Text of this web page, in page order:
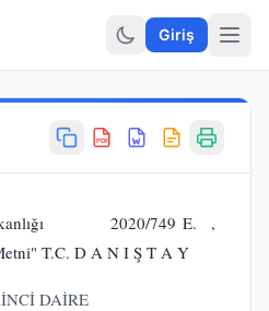
Hukuki Araçlar
Giriş
PDF
2020/749 E. ,
T.C. D A N I Ş T A Y
DAİRE